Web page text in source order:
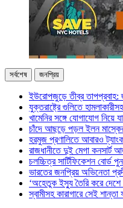
সর্বশেষ জনপ্রিয়
ইউরোপজুড়ে তীব্র তাপপ্রবাহ:
যুক্তরাষ্ট্রে গুলিতে
খামেনির সঙ্গে যোগাযোগ নিয়ে
চাঁদে আছড়ে পড়ল ইলন মাস্কের
হরমুজ প্রণালিতে আবারও
রাজধানীতে দুই মেগা কনসার্ট
চলচ্চিত্র সার্টিফিকেশন বোর্ড
ভারতের জনপ্রিয় অভিনেতা
‘অহেতুক ইস্যু তৈরি করে দেশে
স্বামীসহ কারাগারে সেই শান্তা